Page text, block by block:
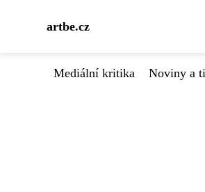
artbe.cz
Mediální kritika Noviny a